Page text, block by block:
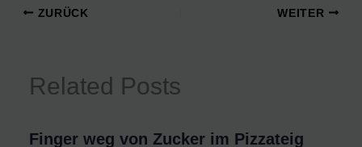
ZURÜCK WEITER
Related Posts
Finger weg von Zucker im Pizzateig